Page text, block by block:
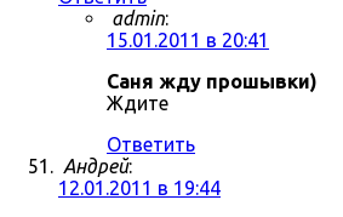
admin:
15.01.2011 в 20:41
Саня жду прошывки)
Ждите
Ответить
Андрей:
12.01.2011 в 19:44